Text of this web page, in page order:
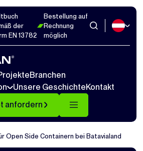
der
EN 13782
Bestellung auf
Rechnung
möglich
Branchen
Unsere GeschichteKontakt
anfordern
Open Side Containern bei Batavialand